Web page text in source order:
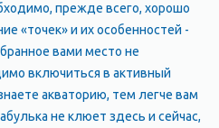
прежде всего, хорошо
«точек» и их особенностей -
вами место не
включиться в активный
акваторию, тем легче вам
не клюет здесь и сейчас,